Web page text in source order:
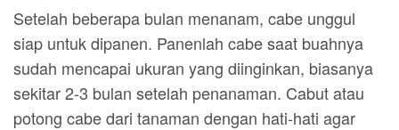
Setelah beberapa bulan menanam, cabe unggul
siap untuk dipanen. Panenlah cabe saat buahnya
sudah mencapai ukuran yang diinginkan, biasanya
sekitar 2-3 bulan setelah penanaman. Cabut atau
potong cabe dari tanaman dengan hati-hati agar